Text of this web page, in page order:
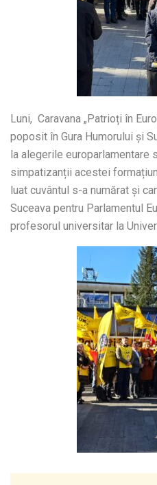
Luni, Caravana „Patrioți în
poposit în Gura Humorului și
la alegerile europarlamentare
simpatizanții acestei
luat cuvântul s-a numărat și
Suceava pentru Parlamentul
profesorul universitar la